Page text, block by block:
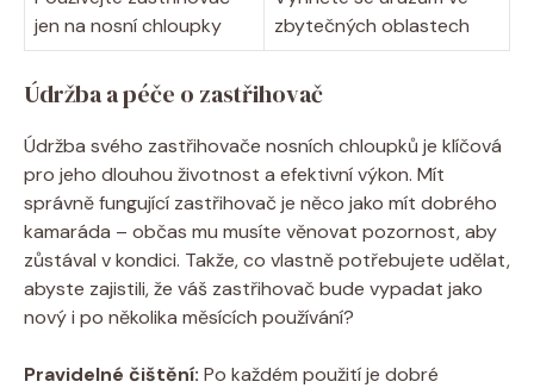
jen na nosní chloupky
zbytečných oblastech
Údržba a péče o zastřihovač
Údržba svého zastřihovače nosních chloupků je klíčová
pro jeho dlouhou životnost a efektivní výkon. Mít
správně fungující zastřihovač je něco jako mít dobrého
kamaráda – občas mu musíte věnovat pozornost, aby
zůstával v kondici. Takže, co vlastně potřebujete udělat,
abyste zajistili, že váš zastřihovač bude vypadat jako
nový i po několika měsících používání?
Pravidelné čištění: Po každém použití je dobré